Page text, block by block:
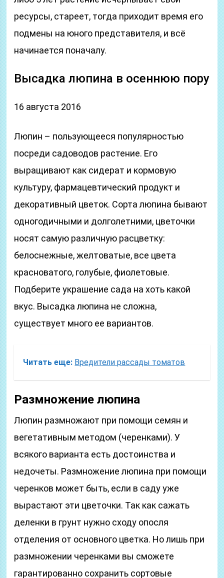
ресурсы, стареет, тогда приходит время его
подмены на юного представителя, и всё
начинается поначалу.
Высадка люпина в осеннюю пору
16 августа 2016
Люпин – пользующееся популярностью
посреди садоводов растение. Его
выращивают как сидерат и кормовую
культуру, фармацевтический продукт и
декоративный цветок. Сорта люпина бывают
одногодичными и долголетними, цветочки
носят самую различную расцветку:
белоснежные, желтоватые, все цвета
красноватого, голубые, фиолетовые.
Подберите украшение сада на хоть какой
вкус. Высадка люпина не сложна,
существует много ее вариантов.
Читать еще: Вредители рассады томатов
Размножение люпина
Люпин размножают при помощи семян и
вегетативным методом (черенками). У
всякого варианта есть достоинства и
недочеты. Размножение люпина при помощи
черенков может быть, если в саду уже
вырастают эти цветочки. Так как сажать
деленки в грунт нужно сходу опосля
отделения от основного цветка. Но лишь при
размножении черенками вы сможете
гарантированно сохранить сортовые